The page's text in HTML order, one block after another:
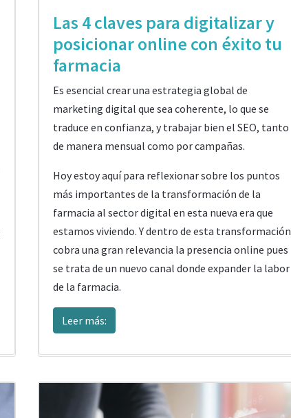
Las 4 claves para digitalizar y
posicionar online con éxito tu
farmacia
Es esencial crear una estrategia global de
marketing digital que sea coherente, lo que se
traduce en confianza, y trabajar bien el SEO, tanto
de manera mensual como por campañas.
Hoy estoy aquí para reflexionar sobre los puntos
más importantes de la transformación de la
farmacia al sector digital en esta nueva era que
estamos viviendo. Y dentro de esta transformación
cobra una gran relevancia la presencia online pues
se trata de un nuevo canal donde expander la labor
de la farmacia.
Leer más: